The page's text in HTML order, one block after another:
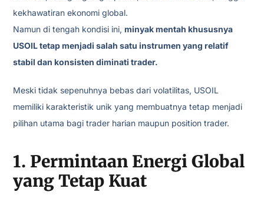
kekhawatiran ekonomi global.
Namun di tengah kondisi ini,minyak mentah khususnya
USOIL tetap menjadi salah satu instrumen yang relatif
stabil dan konsisten diminati trader.
Meski tidak sepenuhnya bebas dari volatilitas, USOIL
memiliki karakteristik unik yang membuatnya tetap menjadi
pilihan utama bagi trader harian maupun position trader.
1. Permintaan Energi Global
yang Tetap Kuat